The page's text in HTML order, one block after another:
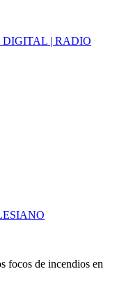
DIGITAL | RADIO
focos de incendios en